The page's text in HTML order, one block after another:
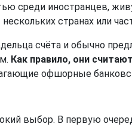
среди иностранцев,
странах или
счёта и обычно
Как правило, они
офшорные
выбор. В первую